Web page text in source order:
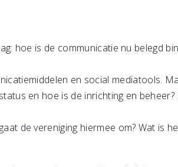
hoe is de communicatie nu belegd
en social mediatools.
en hoe is de inrichting en beheer?
de vereniging hiermee om? Wat is